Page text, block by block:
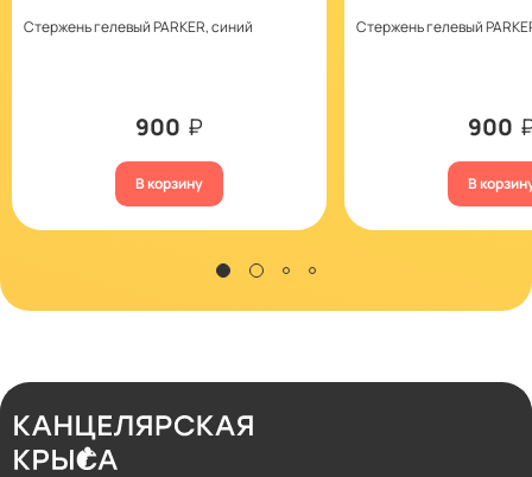
Стержень гелевый PARKER, синий
900 ₽
В корзину
Стержень гелевый
900
В